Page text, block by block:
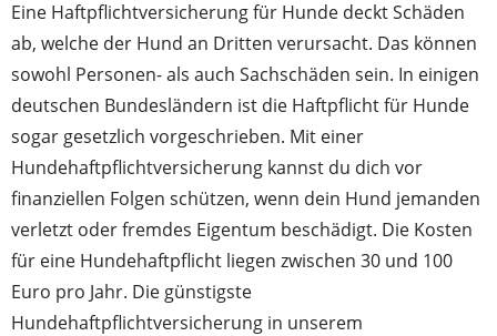
Eine Haftpflichtversicherung für Hunde deckt Schäden
ab, welche der Hund an Dritten verursacht. Das können
sowohl Personen- als auch Sachschäden sein. In einigen
deutschen Bundesländern ist die Haftpflicht für Hunde
sogar gesetzlich vorgeschrieben. Mit einer
Hundehaftpflichtversicherung kannst du dich vor
finanziellen Folgen schützen, wenn dein Hund jemanden
verletzt oder fremdes Eigentum beschädigt. Die Kosten
für eine Hundehaftpflicht liegen zwischen 30 und 100
Euro pro Jahr. Die günstigste
Hundehaftpflichtversicherung in unserem